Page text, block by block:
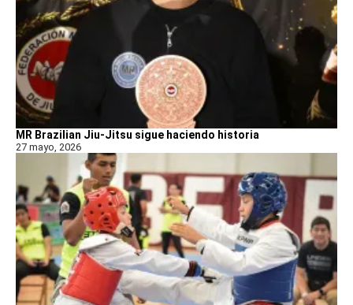
MR Brazilian Jiu-Jitsu sigue haciendo historia
27 mayo, 2026